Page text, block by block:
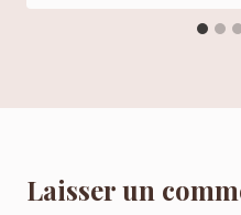
Laisser un